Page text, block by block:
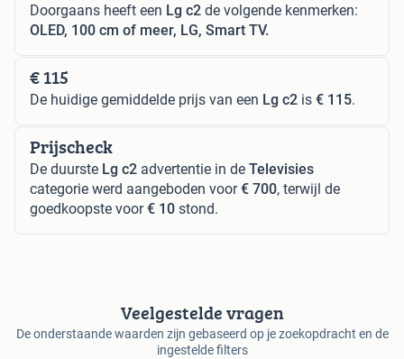
Doorgaans heeft een Lg c2 de volgende kenmerken:
OLED, 100 cm of meer, LG, Smart TV.
€ 115
De huidige gemiddelde prijs van een Lg c2 is € 115.
Prijscheck
De duurste Lg c2 advertentie in de Televisies
categorie werd aangeboden voor€ 700, terwijl de
goedkoopste voor€ 10 stond.
Veelgestelde vragen
De onderstaande waarden zijn gebaseerd op je zoekopdracht en de
ingestelde filters